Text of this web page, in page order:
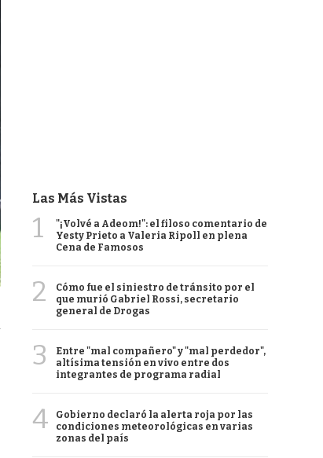
Las Más Vistas
1
"¡Volvé a Adeom!": el filoso comentario de
Yesty Prieto a Valeria Ripoll en plena
Cena de Famosos
2
Cómo fue el siniestro de tránsito por el
que murió Gabriel Rossi, secretario
general de Drogas
3
Entre "mal compañero" y "mal perdedor",
altísima tensión en vivo entre dos
integrantes de programa radial
4
Gobierno declaró la alerta roja por las
condiciones meteorológicas en varias
zonas del país